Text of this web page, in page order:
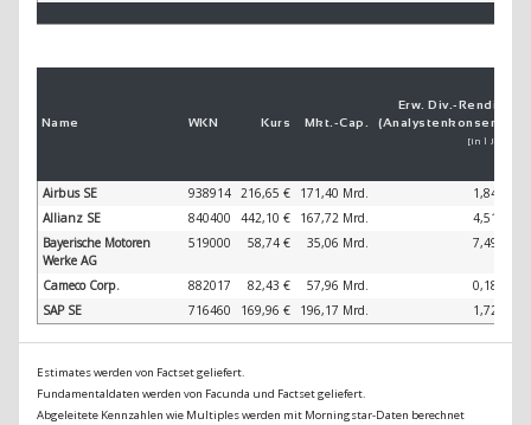
Name WKN Kurs Mkt.-Cap.
Erw. Div.- Ren­di­te
(Analystenkonsens)
[in 1 Jahr]
Airbus SE 938914 216,65 € 171,40 Mrd.
1,84 %
Allianz SE
840400 442,10 € 167,72 Mrd.
4,51 %
Bayerische Motoren
Werke AG
519000 58,74 € 35,06 Mrd. 7,49 %
Cameco Corp. 882017 82,43 € 57,96 Mrd.
0,18 %
SAP SE
716460 169,96 € 196,17 Mrd. 1,72 %
Estimates werden von Factset geliefert.
Fundamentaldaten werden von Facunda und Factset geliefert.
Abgeleitete Kennzahlen wie Multiples werden mit Morningstar-Daten berechnet